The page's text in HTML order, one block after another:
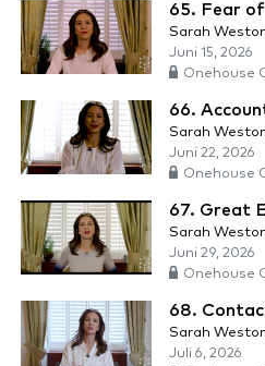
65. Fear
Sarah
Juni 15, 2026
Onehouse
66.
Sarah
Juni 22, 2026
Onehouse
67. Great
Sarah
Juni 29, 2026
Onehouse
68.
Sarah
Juli 6, 2026